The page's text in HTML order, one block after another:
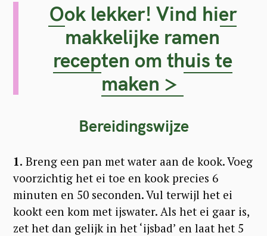
Ook lekker! Vind hier
makkelijke ramen
recepten om thuis te
maken >
Bereidingswijze
1. Breng een pan met water aan de kook. Voeg
voorzichtig het ei toe en kook precies 6
minuten en 50 seconden. Vul terwijl het ei
kookt een kom met ijswater. Als het ei gaar is,
zet het dan gelijk in het ‘ijsbad’ en laat het 5